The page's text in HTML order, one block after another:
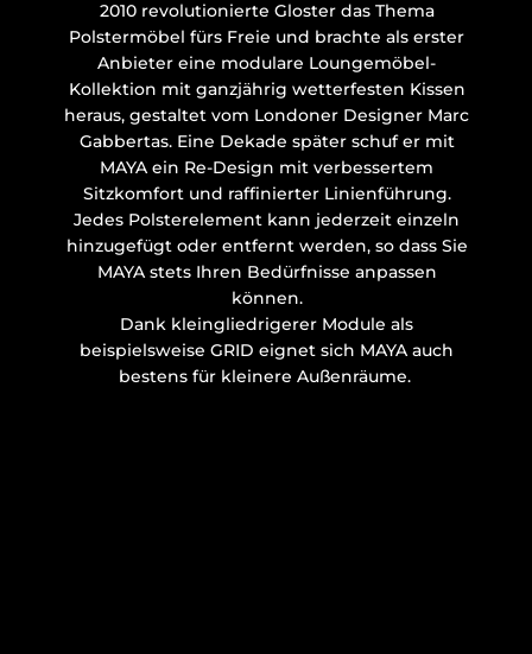
2010 revolutionierte Gloster das Thema
Polstermöbel fürs Freie und brachte als erster
Anbieter eine modulare Loungemöbel-
Kollektion mit ganzjährig wetterfesten Kissen
heraus, gestaltet vom Londoner Designer Marc
Gabbertas. Eine Dekade später schuf er mit
MAYA ein Re-Design mit verbessertem
Sitzkomfort und raffinierter Linienführung.
Jedes Polsterelement kann jederzeit einzeln
hinzugefügt oder entfernt werden, so dass Sie
MAYA stets Ihren Bedürfnisse anpassen
können.
Dank kleingliedrigerer Module als
beispielsweise GRID eignet sich MAYA auch
bestens für kleinere Außenräume.